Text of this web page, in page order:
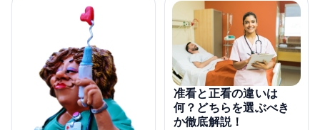
准看と正看の違いは
何？どちらを選ぶべき
か徹底解説！